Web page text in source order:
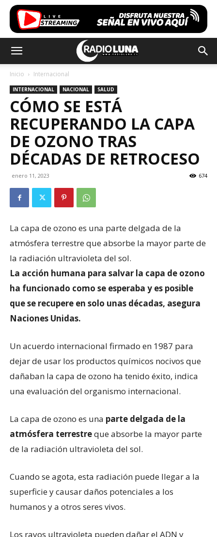
Inicio Internacional
INTERNACIONAL NACIONAL SALUD
CÓMO SE ESTÁ
RECUPERANDO LA CAPA
DE OZONO TRAS
DÉCADAS DE RETROCESO
enero 11, 2023 674
La capa de ozono es una parte delgada de la
atmósfera terrestre que absorbe la mayor parte de
la radiación ultravioleta del sol.
La acción humana para salvar la capa de ozono
ha funcionado como se esperaba y es posible
que se recupere en solo unas décadas, asegura
Naciones Unidas.
Un acuerdo internacional firmado en 1987 para
dejar de usar los productos químicos nocivos que
dañaban la capa de ozono ha tenido éxito, indica
una evaluación del organismo internacional.
La capa de ozono es una parte delgada de la
atmósfera terrestreque absorbe la mayor parte
de la radiación ultravioleta del sol.
Cuando se agota, esta radiación puede llegar a la
superficie y causar daños potenciales a los
humanos y a otros seres vivos.
Los rayos ultravioleta pueden dañar el ADN y